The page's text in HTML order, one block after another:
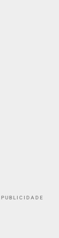
PUBLICIDADE